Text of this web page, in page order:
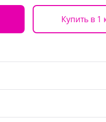
Купить в 1